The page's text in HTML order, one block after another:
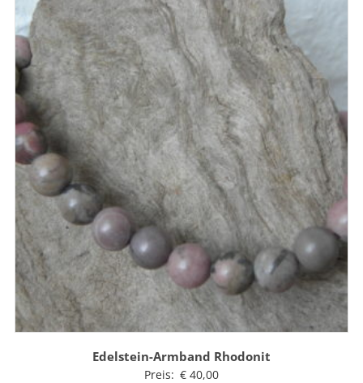
Edelstein-Armband Rhodonit
Preis: €40,00